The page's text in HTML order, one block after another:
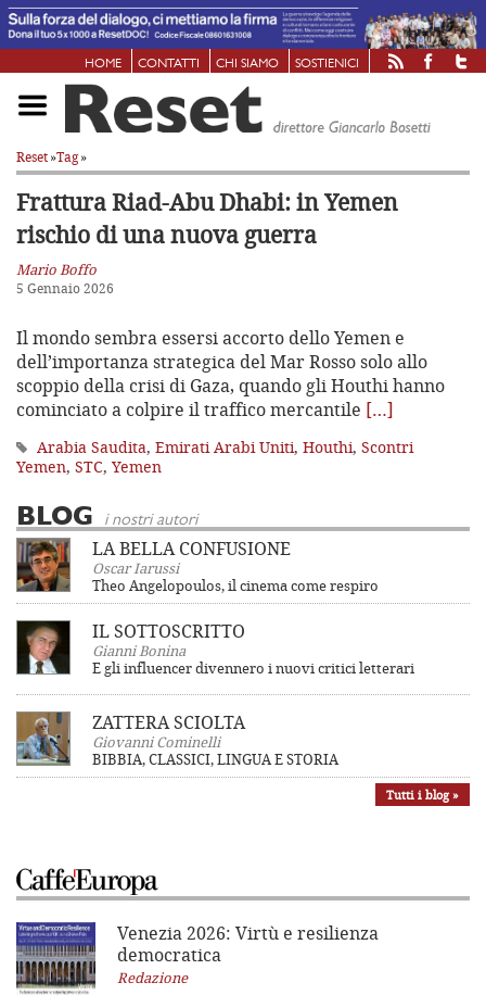
HOME CONTATTI CHI SIAMO SOSTIENICI
Reset»Tag»
Frattura Riad-Abu Dhabi: in Yemen
rischio di una nuova guerra
Mario Boffo
5 Gennaio 2026
Il mondo sembra essersi accorto dello Yemen e
dell’importanza strategica del Mar Rosso solo allo
scoppio della crisi di Gaza, quando gli Houthi hanno
cominciato a colpire il traffico mercantile […]
Arabia Saudita, Emirati Arabi Uniti, Houthi, Scontri
Yemen, STC, Yemen
BLOG i nostri autori
LA BELLA CONFUSIONE
Oscar Iarussi
Theo Angelopoulos, il cinema come respiro
IL SOTTOSCRITTO
Gianni Bonina
E gli influencer divennero i nuovi critici letterari
ZATTERA SCIOLTA
Giovanni Cominelli
BIBBIA, CLASSICI, LINGUA E STORIA
Tutti i blog »
Venezia 2026: Virtù e resilienza
democratica
Redazione